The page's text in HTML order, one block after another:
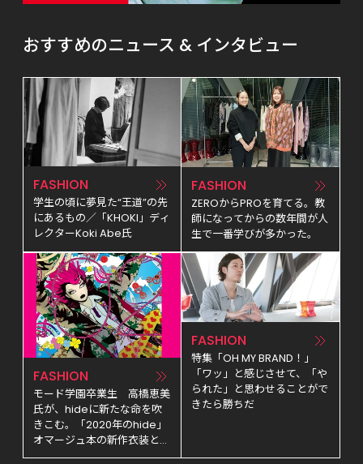
おすすめのニュース & インタビュー
FASHION
学生の頃に夢見た“王道”の先
にあるもの／「KHOKI」ディ
レクターKoki Abe氏
FASHION
ZEROからPROを育てる。教
師になってからの数年間が人
生で一番学びが多かった。
FASHION
モード学園卒業生　高橋恵美
氏が、hideに新たな命を吹
きこむ。「2020年のhide」
オマージュ本の新作衣装とヴ
ィジュアルアートを製作！
FASHION
特集「OH MY BRAND！」
「ワッ」と感じさせて、「や
られた」と思わせることがで
きたら勝ちだ